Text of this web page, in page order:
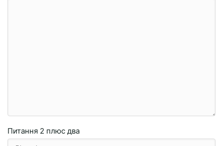
Питання 2 плюc двa